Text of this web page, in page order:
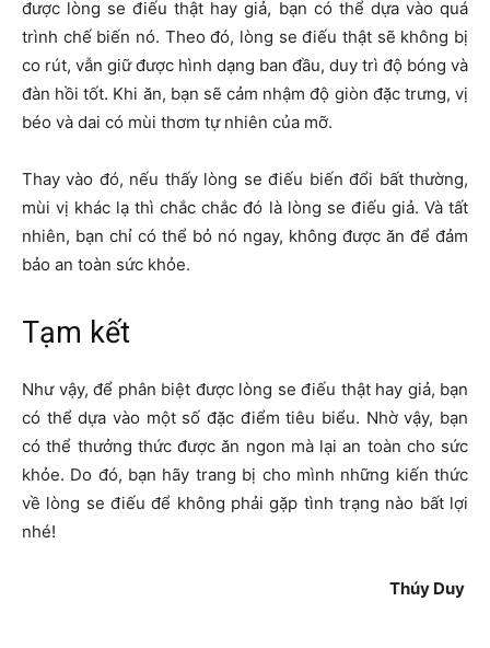
được lòng se điếu thật hay giả, bạn có thể dựa vào quá
trình chế biến nó. Theo đó, lòng se điếu thật sẽ không bị
co rút, vẫn giữ được hình dạng ban đầu, duy trì độ bóng và
đàn hồi tốt. Khi ăn, bạn sẽ cảm nhậm độ giòn đặc trưng, vị
béo và dai có mùi thơm tự nhiên của mỡ.
Thay vào đó, nếu thấy lòng se điếu biến đổi bất thường,
mùi vị khác lạ thì chắc chắc đó là lòng se điếu giả. Và tất
nhiên, bạn chỉ có thể bỏ nó ngay, không được ăn để đảm
bảo an toàn sức khỏe.
Tạm kết
Như vậy, để phân biệt được lòng se điếu thật hay giả, bạn
có thể dựa vào một số đặc điểm tiêu biểu. Nhờ vậy, bạn
có thể thưởng thức được ăn ngon mà lại an toàn cho sức
khỏe. Do đó, bạn hãy trang bị cho mình những kiến thức
về lòng se điếu để không phải gặp tình trạng nào bất lợi
nhé!
Thúy Duy